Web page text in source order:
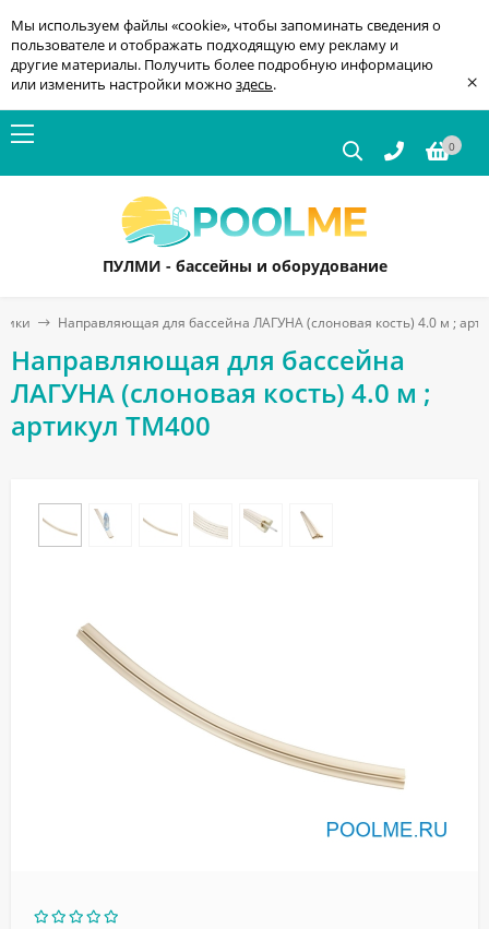
Мы используем файлы «cookie», чтобы запоминать сведения о
пользователе и отображать подходящую ему рекламу и
другие материалы. Получить более подробную информацию
или изменить настройки можно здесь. ×
0
ПУЛМИ - бассейны и оборудование
Направляющая для бассейна ЛАГУНА (слоновая кость) 4.0 м ;
Направляющая для бассейна
ЛАГУНА (слоновая кость) 4.0 м ;
артикул ТМ400